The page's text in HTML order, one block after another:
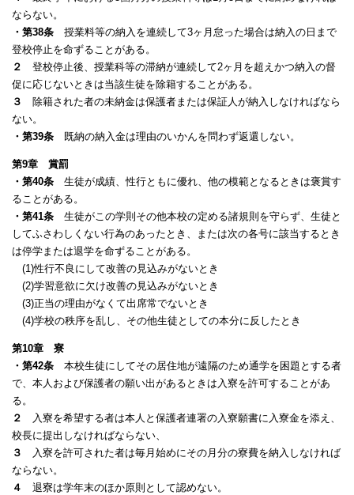
ならない。
・第38条 授業料等の納入を連続して3ヶ月怠った場合は納入の日まで
登校停止を命ずることがある。
２
登校停止後、授業科等の滞納が連続して2ヶ月を超えかつ納入の督
促に応じないときは当該生徒を除籍することがある。
３
除籍された者の未納金は保護者または保証人が納入しなければなら
ない。
・第39条 既納の納入金は理由のいかんを問わず返還しない。
第9章 賞罰
・第40条 生徒が成績、性行ともに優れ、他の模範となるときは褒賞す
ることがある。
・第41条 生徒がこの学則その他本校の定める諸規則を守らず、生徒と
してふさわしくない行為のあったとき、または次の各号に該当するとき
は停学または退学を命ずることがある。
(1)性行不良にして改善の見込みがないとき
(2)学習意欲に欠け改善の見込みがないとき
(3)正当の理由がなくて出席常でないとき
(4)学校の秩序を乱し、その他生徒としての本分に反したとき
第10章 寮
・第42条 本校生徒にしてその居住地が遠隔のため通学を困題とする者
で、本人および保護者の願い出があるときは入寮を許可することがあ
る。
２
入寮を希望する者は本人と保護者連署の入寮願書に入寮金を添え、
校長に提出しなければならない、
３
入寮を許可された者は毎月始めにその月分の寮費を納入しなければ
ならない。
４
退寮は学年末のほか原則として認めない。